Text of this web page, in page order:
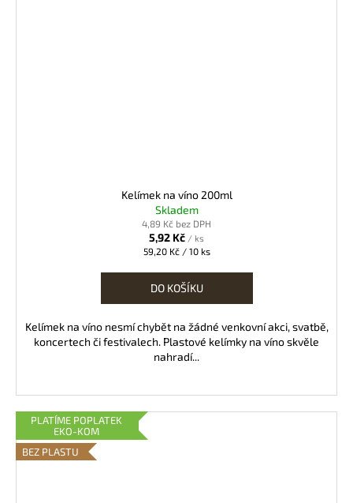
Kelímek na víno 200ml
Skladem
4,89 Kč bez DPH
5,92 Kč / ks
Měrná
59,20 Kč / 10 ks
DO KOŠÍKU
Kelímek na víno nesmí chybět na žádné venkovní akci, svatbě,
koncertech či festivalech. Plastové kelímky na víno skvěle
nahradí...
PLATÍME POPLATEK
EKO-KOM
BEZ PLASTU